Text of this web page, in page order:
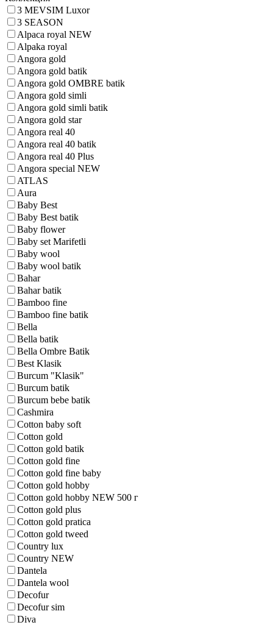
3 MEVSIM Luxor
3 SEASON
Alpaca royal NEW
Alpaka royal
Angora gold
Angora gold batik
Angora gold OMBRE batik
Angora gold simli
Angora gold simli batik
Angora gold star
Angora real 40
Angora real 40 batik
Angora real 40 Plus
Angora special NEW
ATLAS
Aura
Baby Best
Baby Best batik
Baby flower
Baby set Marifetli
Baby wool
Baby wool batik
Bahar
Bahar batik
Bamboo fine
Bamboo fine batik
Bella
Bella batik
Bella Ombre Batik
Best Klasik
Burcum "Klasik"
Burcum batik
Burcum bebe batik
Cashmira
Cotton baby soft
Cotton gold
Cotton gold batik
Cotton gold fine
Cotton gold fine baby
Cotton gold hobby
Cotton gold hobby NEW 500 г
Cotton gold plus
Cotton gold pratica
Cotton gold tweed
Country lux
Country NEW
Dantela
Dantela wool
Decofur
Decofur sim
Diva